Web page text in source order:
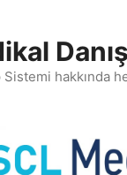
Sistemi hakkında